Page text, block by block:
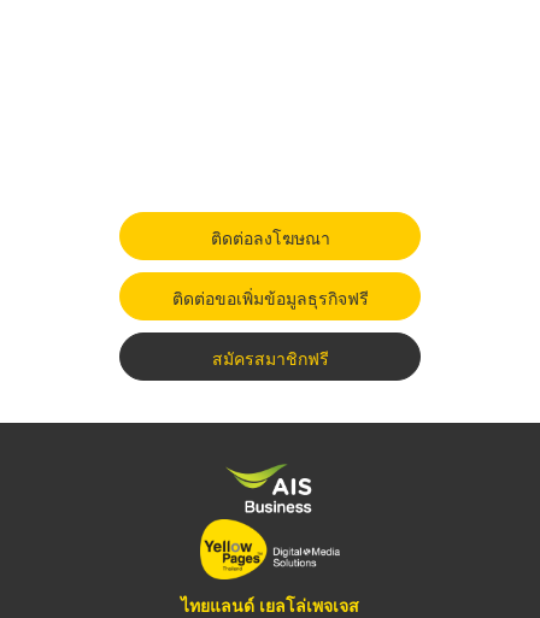
ติดต่อลงโฆษณา
ติดต่อขอเพิ่มข้อมูลธุรกิจฟรี
สมัครสมาชิกฟรี
ไทยแลนด์ เยลโล่เพจเจส